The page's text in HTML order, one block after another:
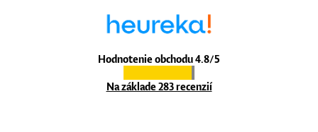
Hodnotenie obchodu 4.8/5
Na základe 283 recenzií